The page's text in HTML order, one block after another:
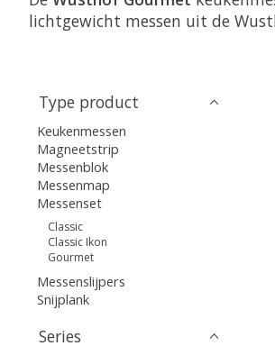
lichtgewicht messen uit de
Type product
Keukenmessen
Magneetstrip
Messenblok
Messenmap
Messenset
Classic
Classic Ikon
Gourmet
Messenslijpers
Snijplank
Series